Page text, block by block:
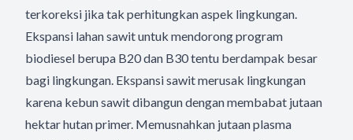
terkoreksi jika tak perhitungkan aspek lingkungan.
Ekspansi lahan sawit untuk mendorong program
biodiesel berupa B20 dan B30 tentu berdampak besar
bagi lingkungan. Ekspansi sawit merusak lingkungan
karena kebun sawit dibangun dengan membabat jutaan
hektar hutan primer. Memusnahkan jutaan plasma